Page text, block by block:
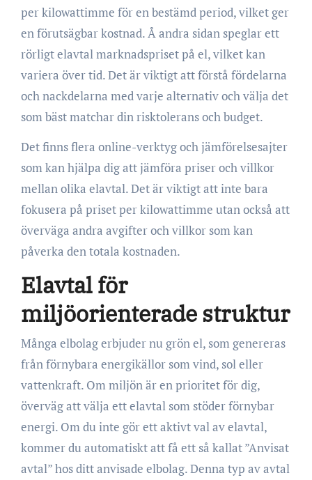
per kilowattimme för en bestämd period, vilket ger
en förutsägbar kostnad. Å andra sidan speglar ett
rörligt elavtal marknadspriset på el, vilket kan
variera över tid. Det är viktigt att förstå fördelarna
och nackdelarna med varje alternativ och välja det
som bäst matchar din risktolerans och budget.
Det finns flera online-verktyg och jämförelsesajter
som kan hjälpa dig att jämföra priser och villkor
mellan olika elavtal. Det är viktigt att inte bara
fokusera på priset per kilowattimme utan också att
överväga andra avgifter och villkor som kan
påverka den totala kostnaden.
Elavtal för
miljöorienterade struktur
Många elbolag erbjuder nu grön el, som genereras
från förnybara energikällor som vind, sol eller
vattenkraft. Om miljön är en prioritet för dig,
överväg att välja ett elavtal som stöder förnybar
energi. Om du inte gör ett aktivt val av elavtal,
kommer du automatiskt att få ett så kallat ”Anvisat
avtal” hos ditt anvisade elbolag. Denna typ av avtal